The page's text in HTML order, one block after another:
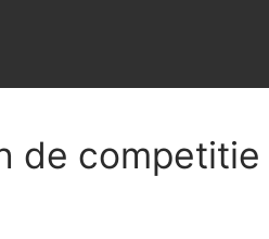
de competitie